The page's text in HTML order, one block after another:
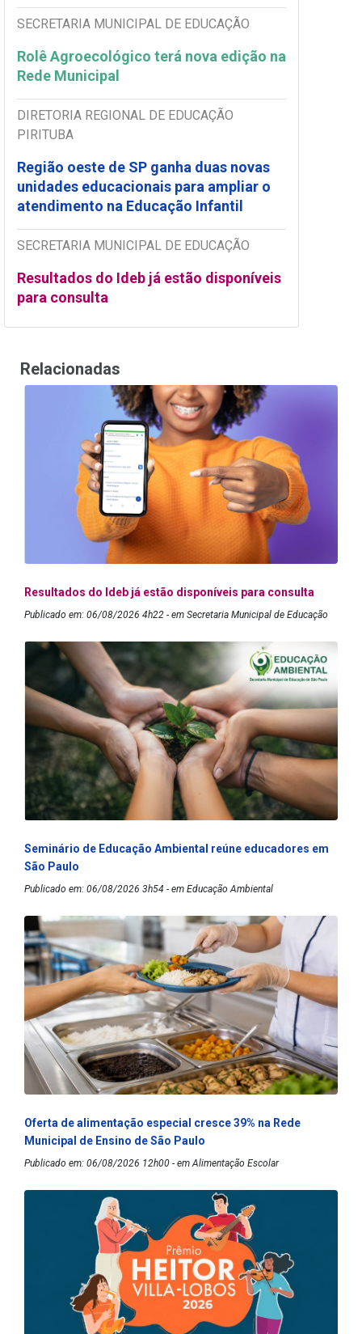
SECRETARIA MUNICIPAL DE EDUCAÇÃO
Rolê Agroecológico terá nova edição na
Rede Municipal
DIRETORIA REGIONAL DE EDUCAÇÃO
PIRITUBA
Região oeste de SP ganha duas novas
unidades educacionais para ampliar o
atendimento na Educação Infantil
SECRETARIA MUNICIPAL DE EDUCAÇÃO
Resultados do Ideb já estão disponíveis
para consulta
Relacionadas
Resultados do Ideb já estão disponíveis para consulta
Publicado em: 06/08/2026 4h22 - em Secretaria Municipal de Educação
Seminário de Educação Ambiental reúne educadores em
São Paulo
Publicado em: 06/08/2026 3h54 - em Educação Ambiental
Oferta de alimentação especial cresce 39% na Rede
Municipal de Ensino de São Paulo
Publicado em: 06/08/2026 12h00 - em Alimentação Escolar